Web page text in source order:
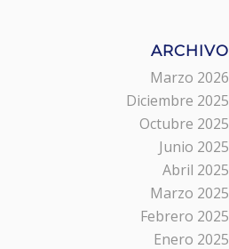
ARCHIVO
Marzo 2026
Diciembre 2025
Octubre 2025
Junio 2025
Abril 2025
Marzo 2025
Febrero 2025
Enero 2025